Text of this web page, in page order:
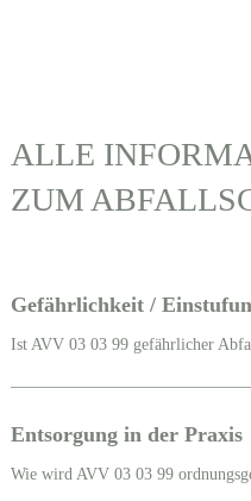
ALLE
ZUM
Gefährlichkeit /
Ist AVV 03 03 99 gefährlicher
Entsorgung in der Praxis
Wie wird AVV 03 03 99